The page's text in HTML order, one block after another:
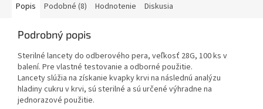
Popis Podobné (8) Hodnotenie Diskusia
Podrobný popis
Sterilné lancety do odberového pera, veľkosť 28G, 100 ks v
balení. Pre vlastné testovanie a odborné použitie.
Lancety slúžia na získanie kvapky krvi na následnú analýzu
hladiny cukru v krvi, sú sterilné a sú určené výhradne na
jednorazové použitie.